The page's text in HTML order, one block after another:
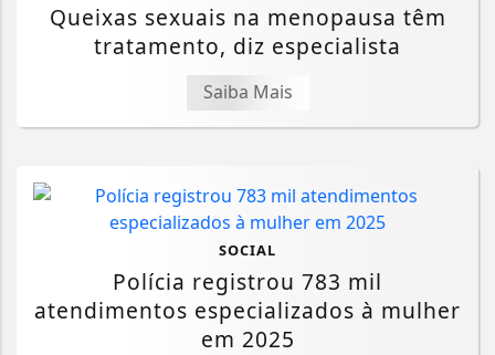
Queixas sexuais na menopausa têm
tratamento, diz especialista
Saiba Mais
SOCIAL
Polícia registrou 783 mil
atendimentos especializados à mulher
em 2025